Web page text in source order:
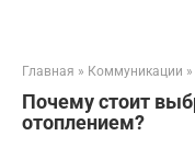
Главная » Коммуникации »
Почему стоит
отоплением?